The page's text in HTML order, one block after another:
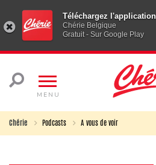
Téléchargez l'application
Chérie Belgique
Gratuit - Sur Google Play
MENU
Chérie Podcasts A vous de voir